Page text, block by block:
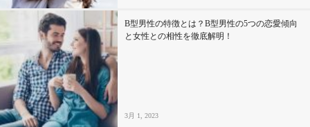
B型男性の特徴とは？B型男性の5つの恋愛傾向
と女性との相性を徹底解明！
3月 1, 2023